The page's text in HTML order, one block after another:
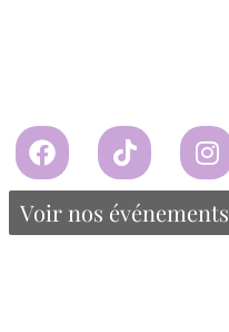
Voir nos événements